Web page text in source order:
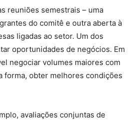
reuniões semestrais – uma
do comitê e outra aberta à
ligadas ao setor. Um dos
oportunidades de negócios. Em
negociar volumes maiores com
forma, obter melhores condições
avaliações conjuntas de